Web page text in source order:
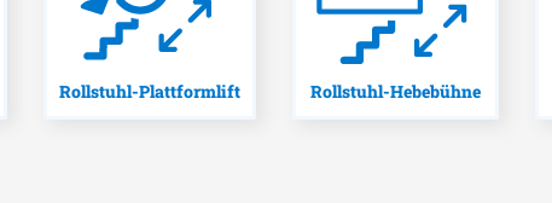
Rollstuhl-Plattformlift Rollstuhl-Hebebühne